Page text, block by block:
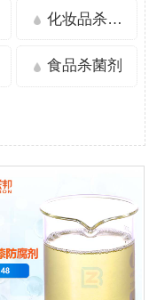
化妆品杀菌剂
食品杀菌剂